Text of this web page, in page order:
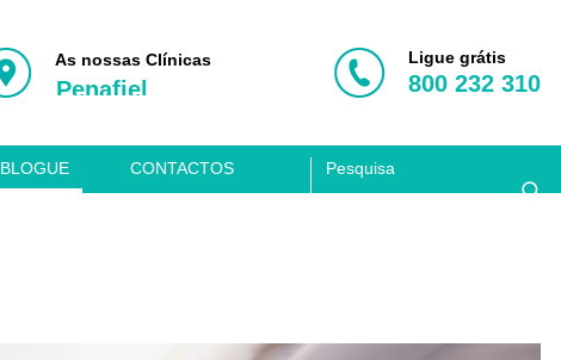
As nossas Clínicas
Vila Nova de Gaia
Penafiel
Coimbra
Lisboa
Ligue grátis
800 232 310
BLOGUE CONTACTOS